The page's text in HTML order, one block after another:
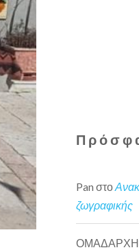
Pan στο
ζωγραφικής